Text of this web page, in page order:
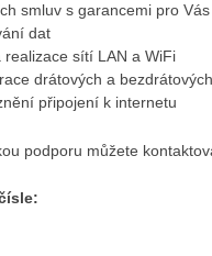
smluv s garancemi pro Vás
dat
realizace sítí LAN a WiFi
drátových a
připojení k internetu
podporu můžete